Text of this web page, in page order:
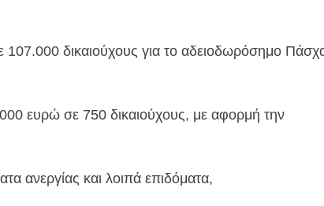
δικαιούχους για το αδειοδωρόσημο
ευρώ σε 750 δικαιούχους, με αφορμή την
ανεργίας και λοιπά επιδόματα,